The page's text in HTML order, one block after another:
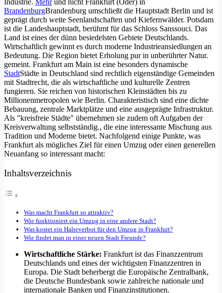
BrandenburgBrandenburg umschließt die Hauptstadt Berlin und ist
geprägt durch weite Seenlandschaften und Kiefernwälder. Potsdam
ist die Landeshauptstadt, berühmt für das Schloss Sanssouci. Das
Land ist eines der dünn besiedelsten Gebiete Deutschlands.
Wirtschaftlich gewinnt es durch moderne Industrieansiedlungen an
Bedeutung. Die Region bietet Erholung pur in unberührter Natur.
gemeint. Frankfurt am Main ist eine besonders dynamische
StadtStädte in Deutschland sind rechtlich eigenständige Gemeinden
mit Stadtrecht, die als wirtschaftliche und kulturelle Zentren
fungieren. Sie reichen von historischen Kleinstädten bis zu
Millionenmetropolen wie Berlin. Charakteristisch sind eine dichte
Bebauung, zentrale Marktplätze und eine ausgeprägte Infrastruktur.
Als "kreisfreie Städte" übernehmen sie zudem oft Aufgaben der
Kreisverwaltung selbstständig., die eine interessante Mischung aus
Tradition und Moderne bietet. Nachfolgend einige Punkte, was
Frankfurt als mögliches Ziel für einen Umzug oder einen generellen
Neuanfang so interessant macht:
Inhaltsverzeichnis
Was macht Frankfurt so attraktiv?
Wie funktioniert ein Umzug in eine andere Stadt?
Was kostet ein Halteverbot für den Umzug in Frankfurt?
Wie findet man in einer neuen Stadt Freunde?
Wirtschaftliche Stärke: Frankfurt ist das Finanzzentrum
Deutschlands und eines der wichtigsten Finanzzentren in
Europa. Die Stadt beherbergt die Europäische Zentralbank,
die Deutsche Bundesbank sowie zahlreiche nationale und
internationale Banken und Finanzinstitutionen.